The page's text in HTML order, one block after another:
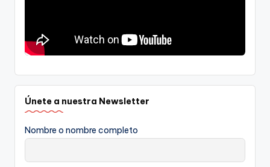
Únete a nuestra Newsletter
Nombre o nombre completo